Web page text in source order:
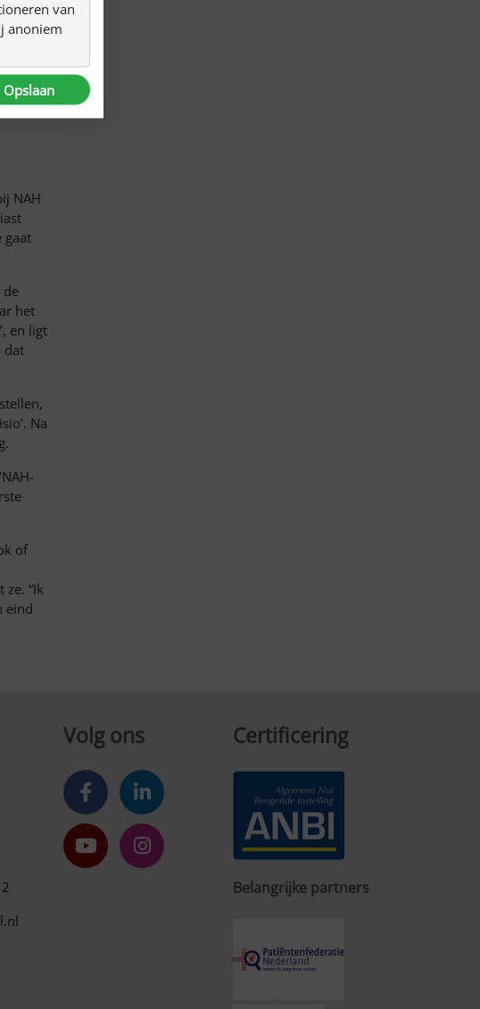
NAH
gaat
de
het
en ligt
dat
Na
of
“Ik
eind
Volg ons Certificering
Belangrijke partners
van
anoniem
Opslaan